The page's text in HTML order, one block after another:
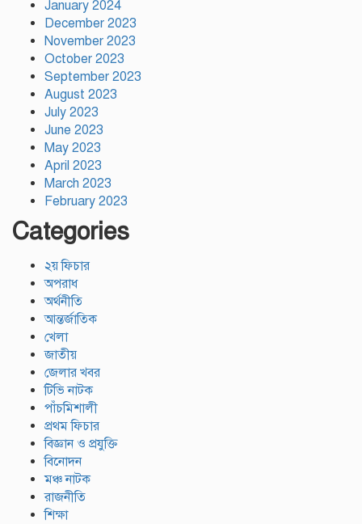
January 2024
December 2023
November 2023
October 2023
September 2023
August 2023
July 2023
June 2023
May 2023
April 2023
March 2023
February 2023
Categories
২য় ফিচার
অপরাধ
অর্থনীতি
আন্তর্জাতিক
খেলা
জাতীয়
জেলার খবর
টিভি নাটক
পাঁচমিশালী
প্রথম ফিচার
বিজ্ঞান ও প্রযুক্তি
বিনোদন
মঞ্চ নাটক
রাজনীতি
শিক্ষা